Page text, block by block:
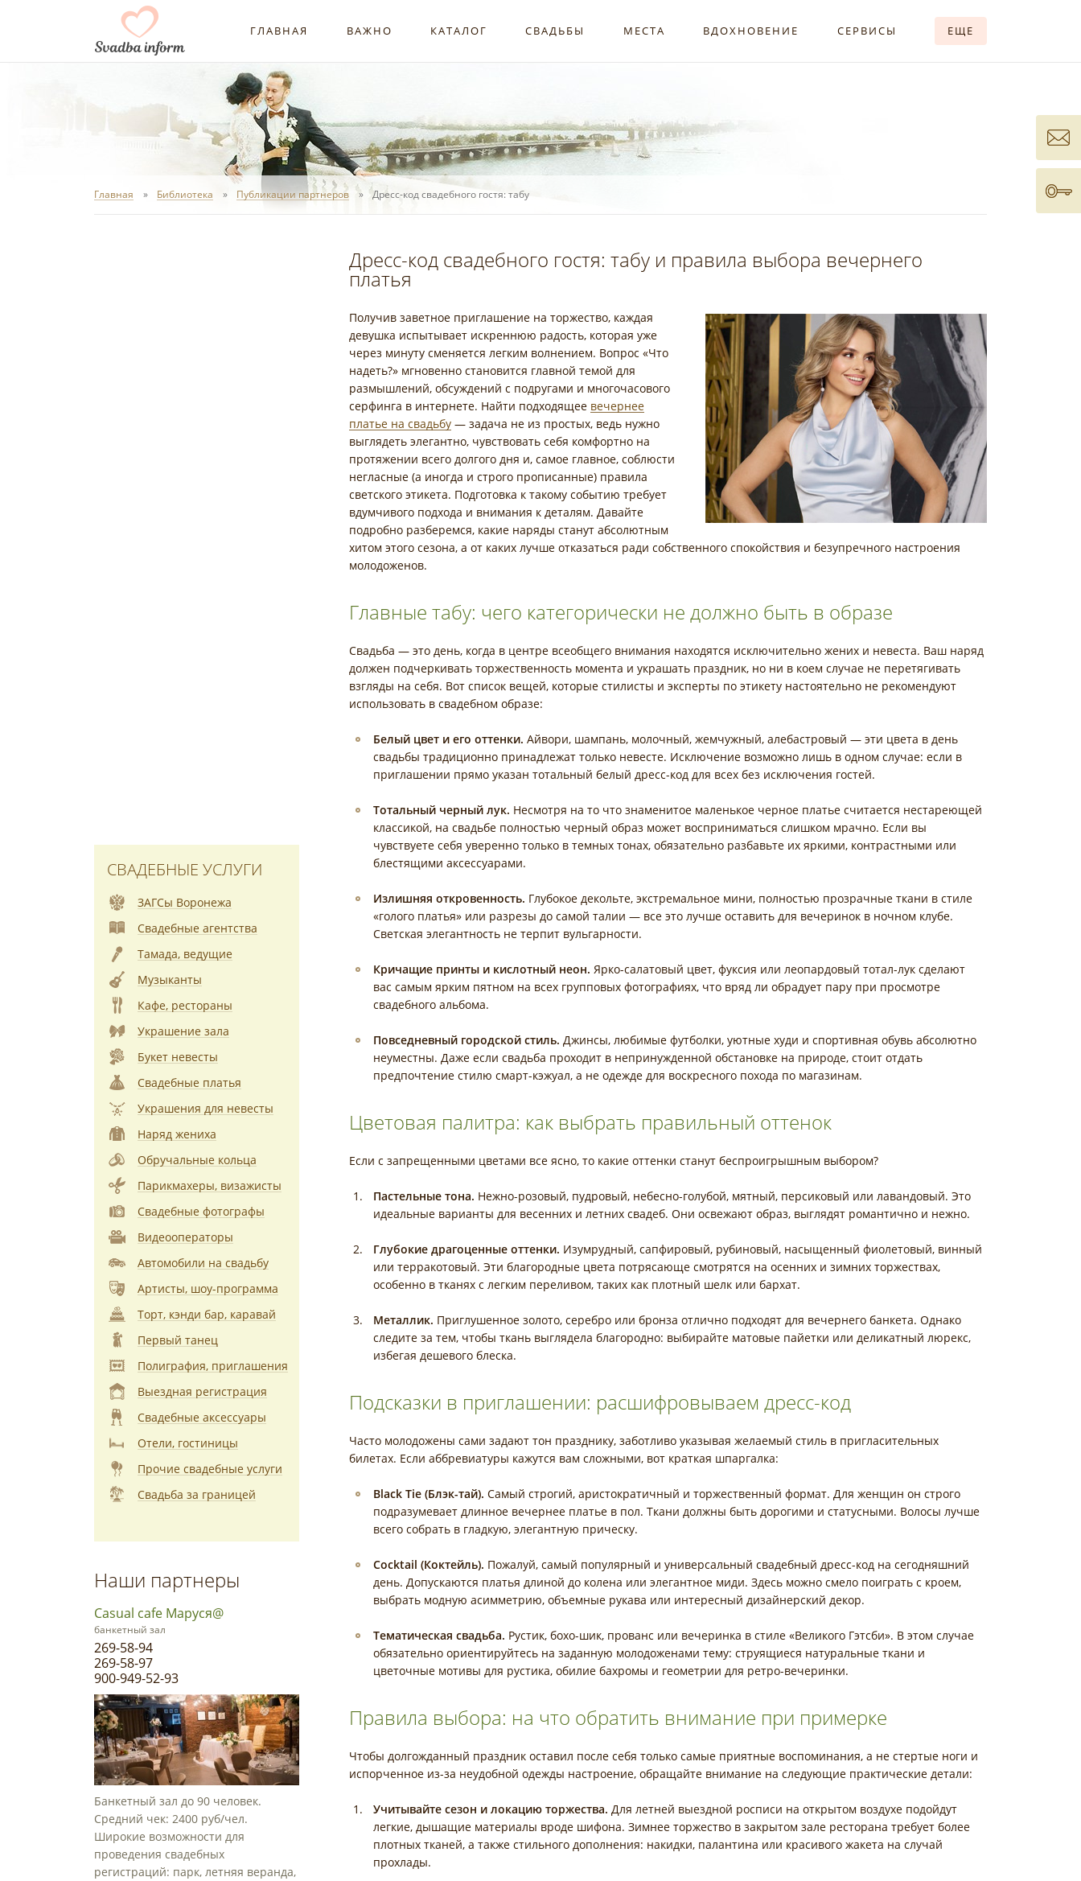
ГЛАВНАЯ ВАЖНО КАТАЛОГ СВАДЬБЫ МЕСТА ВДОХНОВЕНИЕ СЕРВИСЫ ЕЩЕ
Главная Библиотека Публикации партнеров Дресс-код свадебного гостя: табу
Дресс-код свадебного гостя: табу и правила выбора вечернего
платья
Получив заветное приглашение на торжество, каждая
девушка испытывает искреннюю радость, которая уже
через минуту сменяется легким волнением. Вопрос «Что
надеть?» мгновенно становится главной темой для
размышлений, обсуждений с подругами и многочасового
серфинга в интернете. Найти подходящее вечернее
платье на свадьбу — задача не из простых, ведь нужно
выглядеть элегантно, чувствовать себя комфортно на
протяжении всего долгого дня и, самое главное, соблюсти
негласные (а иногда и строго прописанные) правила
светского этикета. Подготовка к такому событию требует
вдумчивого подхода и внимания к деталям. Давайте
подробно разберемся, какие наряды станут абсолютным
хитом этого сезона, а от каких лучше отказаться ради собственного спокойствия и безупречного настроения
молодоженов.
Главные табу: чего категорически не должно быть в образе
Свадьба — это день, когда в центре всеобщего внимания находятся исключительно жених и невеста. Ваш наряд
должен подчеркивать торжественность момента и украшать праздник, но ни в коем случае не перетягивать
взгляды на себя. Вот список вещей, которые стилисты и эксперты по этикету настоятельно не рекомендуют
использовать в свадебном образе:
Белый цвет и его оттенки. Айвори, шампань, молочный, жемчужный, алебастровый — эти цвета в день
свадьбы традиционно принадлежат только невесте. Исключение возможно лишь в одном случае: если в
приглашении прямо указан тотальный белый дресс-код для всех без исключения гостей.
Тотальный черный лук. Несмотря на то что знаменитое маленькое черное платье считается нестареющей
классикой, на свадьбе полностью черный образ может восприниматься слишком мрачно. Если вы
чувствуете себя уверенно только в темных тонах, обязательно разбавьте их яркими, контрастными или
блестящими аксессуарами.
Излишняя откровенность. Глубокое декольте, экстремальное мини, полностью прозрачные ткани в стиле
«голого платья» или разрезы до самой талии — все это лучше оставить для вечеринок в ночном клубе.
Светская элегантность не терпит вульгарности.
Кричащие принты и кислотный неон. Ярко-салатовый цвет, фуксия или леопардовый тотал-лук сделают
вас самым ярким пятном на всех групповых фотографиях, что вряд ли обрадует пару при просмотре
свадебного альбома.
Повседневный городской стиль. Джинсы, любимые футболки, уютные худи и спортивная обувь абсолютно
неуместны. Даже если свадьба проходит в непринужденной обстановке на природе, стоит отдать
предпочтение стилю смарт-кэжуал, а не одежде для воскресного похода по магазинам.
Цветовая палитра: как выбрать правильный оттенок
Если с запрещенными цветами все ясно, то какие оттенки станут беспроигрышным выбором?
Пастельные тона. Нежно-розовый, пудровый, небесно-голубой, мятный, персиковый или лавандовый. Это
идеальные варианты для весенних и летних свадеб. Они освежают образ, выглядят романтично и нежно.
Глубокие драгоценные оттенки. Изумрудный, сапфировый, рубиновый, насыщенный фиолетовый, винный
или терракотовый. Эти благородные цвета потрясающе смотрятся на осенних и зимних торжествах,
особенно в тканях с легким переливом, таких как плотный шелк или бархат.
Металлик. Приглушенное золото, серебро или бронза отлично подходят для вечернего банкета. Однако
следите за тем, чтобы ткань выглядела благородно: выбирайте матовые пайетки или деликатный люрекс,
избегая дешевого блеска.
Подсказки в приглашении: расшифровываем дресс-код
Часто молодожены сами задают тон празднику, заботливо указывая желаемый стиль в пригласительных
билетах. Если аббревиатуры кажутся вам сложными, вот краткая шпаргалка:
Black Tie (Блэк-тай). Самый строгий, аристократичный и торжественный формат. Для женщин он строго
подразумевает длинное вечернее платье в пол. Ткани должны быть дорогими и статусными. Волосы лучше
всего собрать в гладкую, элегантную прическу.
Cocktail (Коктейль). Пожалуй, самый популярный и универсальный свадебный дресс-код на сегодняшний
день. Допускаются платья длиной до колена или элегантное миди. Здесь можно смело поиграть с кроем,
выбрать модную асимметрию, объемные рукава или интересный дизайнерский декор.
Тематическая свадьба. Рустик, бохо-шик, прованс или вечеринка в стиле «Великого Гэтсби». В этом случае
обязательно ориентируйтесь на заданную молодоженами тему: струящиеся натуральные ткани и
цветочные мотивы для рустика, обилие бахромы и геометрии для ретро-вечеринки.
Правила выбора: на что обратить внимание при примерке
Чтобы долгожданный праздник оставил после себя только самые приятные воспоминания, а не стертые ноги и
испорченное из-за неудобной одежды настроение, обращайте внимание на следующие практические детали:
Учитывайте сезон и локацию торжества. Для летней выездной росписи на открытом воздухе подойдут
легкие, дышащие материалы вроде шифона. Зимнее торжество в закрытом зале ресторана требует более
плотных тканей, а также стильного дополнения: накидки, палантина или красивого жакета на случай
прохлады.
СВАДЕБНЫЕ УСЛУГИ
ЗАГСы Воронежа
Свадебные агентства
Тамада, ведущие
Музыканты
Кафе, рестораны
Украшение зала
Букет невесты
Свадебные платья
Украшения для невесты
Наряд жениха
Обручальные кольца
Парикмахеры, визажисты
Свадебные фотографы
Видеооператоры
Автомобили на свадьбу
Артисты, шоу-программа
Торт, кэнди бар, каравай
Первый танец
Полиграфия, приглашения
Выездная регистрация
Свадебные аксессуары
Отели, гостиницы
Прочие свадебные услуги
Свадьба за границей
Наши партнеры
Casual cafe Маруся@
банкетный зал
269-58-94
269-58-97
900-949-52-93
Банкетный зал до 90 человек.
Средний чек: 2400 руб/чел.
Широкие возможности для
проведения свадебных
регистраций: парк, летняя веранда,